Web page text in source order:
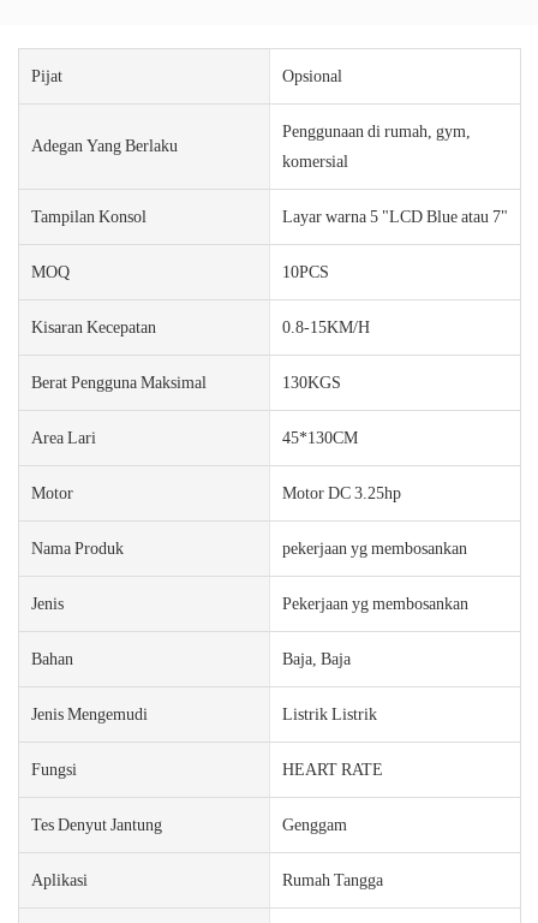
Pijat Opsional
Adegan Yang Berlaku
Penggunaan di rumah, gym,
komersial
Tampilan Konsol Layar warna 5 "LCD Blue atau 7"
MOQ 10PCS
Kisaran Kecepatan 0.8-15KM/H
Berat Pengguna Maksimal 130KGS
Area Lari 45*130CM
Motor Motor DC 3.25hp
Nama Produk pekerjaan yg membosankan
Jenis Pekerjaan yg membosankan
Bahan Baja, Baja
Jenis Mengemudi Listrik Listrik
Fungsi HEART RATE
Tes Denyut Jantung Genggam
Aplikasi Rumah Tangga